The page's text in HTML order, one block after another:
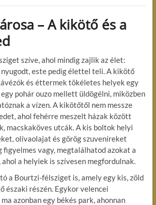
– A kikötő és a
szíve, ahol mindig zajlik az élet:
este pedig élettel teli. A kikötő
és éttermek tökéletes helyek egy
pohár ouzo mellett üldögélni, miközben
a vízen. A kikötőtől nem messze
ahol fehérre meszelt házak között
macskaköves utcák. A kis boltok helyi
olívaolajat és görög szuveníreket
figyelmes vagy, megtalálhatod azokat a
a helyiek is szívesen megfordulnak.
a Bourtzi-félsziget is, amely egy kis, zöld
északi részén. Egykor velencei
azonban egy békés park, ahonnan